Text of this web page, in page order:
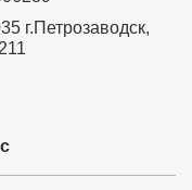
г.Петрозаводск,